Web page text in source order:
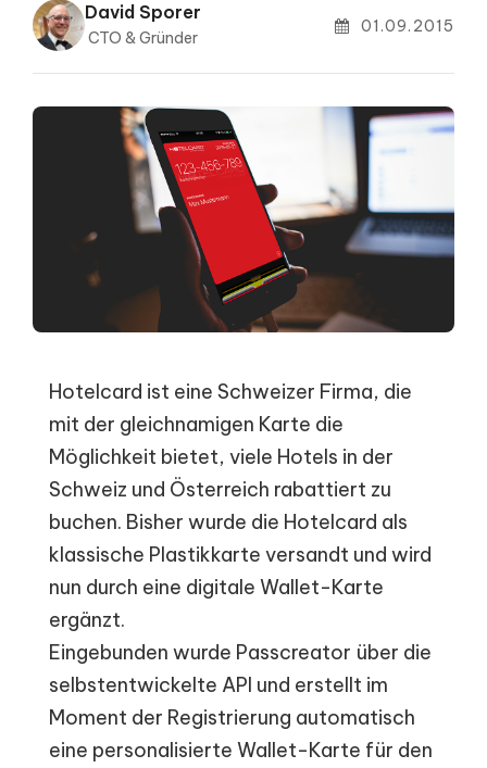
David Sporer
CTO & Gründer
01.09.2015
Hotelcard ist eine Schweizer Firma, die
mit der gleichnamigen Karte die
Möglichkeit bietet, viele Hotels in der
Schweiz und Österreich rabattiert zu
buchen. Bisher wurde die Hotelcard als
klassische Plastikkarte versandt und wird
nun durch eine digitale Wallet-Karte
ergänzt.
Eingebunden wurde Passcreator über die
selbstentwickelte API und erstellt im
Moment der Registrierung automatisch
eine personalisierte Wallet-Karte für den